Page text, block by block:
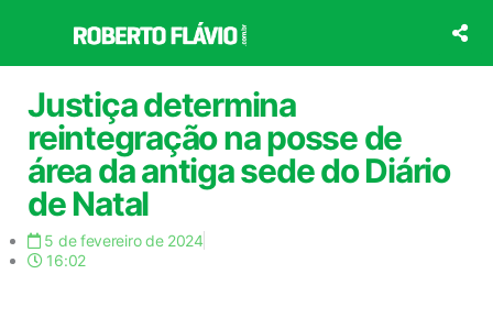
o
conteúdo
Justiça determina
reintegração na posse de
área da antiga sede do Diário
de Natal
5 de fevereiro de 2024
16:02